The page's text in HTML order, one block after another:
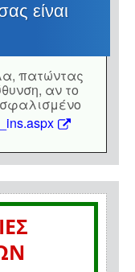
είναι
πατώντας
αν το